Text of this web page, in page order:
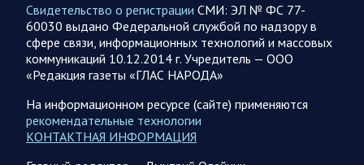
Как сообщили в министерстве природных ресурсов и
экологии области, обработку территории отравляющим
веществом планируется произвести с 7 по 10 августа…
Бусаргин: Уважаемые спортсмены, тренеры, участники
физкультурного движения, ветераны и любители
Свидетельство о регистрации СМИ: ЭЛ № ФС 77-
60030 выдано Федеральной службой по надзору в
сфере связи, информационных технологий и массовых
коммуникаций 10.12.2014 г. Учредитель — ООО
«Редакция газеты «ГЛАС НАРОДА»
На информационном ресурсе (сайте) применяются
рекомендательные технологии
КОНТАКТНАЯ ИНФОРМАЦИЯ